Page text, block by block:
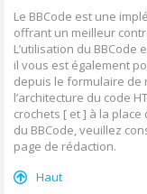
Le BBCode est une
offrant un meilleur
L’utilisation du
il vous est également
depuis le formulaire de
l’architecture du code
crochets [ et ] à la
du BBCode, veuillez
page de rédaction.
Haut